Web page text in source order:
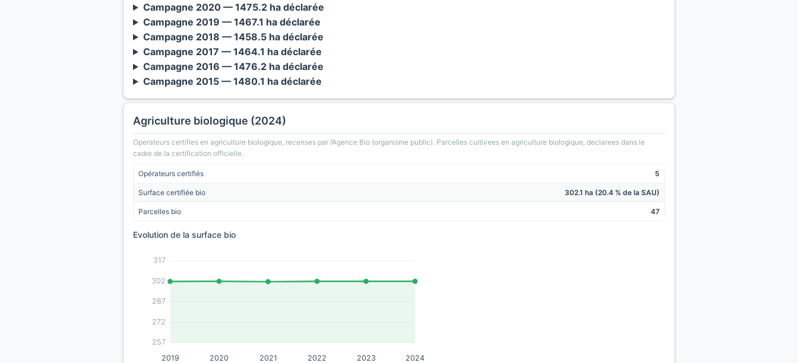
Campagne 2020 — 1475.2 ha déclarée
Campagne 2019 — 1467.1 ha déclarée
Campagne 2018 — 1458.5 ha déclarée
Campagne 2017 — 1464.1 ha déclarée
Campagne 2016 — 1476.2 ha déclarée
Campagne 2015 — 1480.1 ha déclarée
Agriculture biologique (2024)
Operateurs certifies en agriculture biologique, recenses par l’Agence Bio (organisme public). Parcelles cultivees en agriculture biologique, declarees dans le
cadre de la certification officielle.
Opérateurs certifiés 5
Surface certifiée bio 302.1 ha (20.4 % de la SAU)
Parcelles bio 47
Evolution de la surface bio
257
272
287
302
317
2019 2020 2021 2022 2023 2024